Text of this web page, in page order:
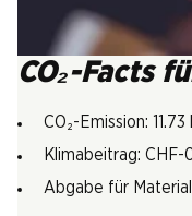
CO₂-Facts
CO₂-Emission: 11.73
Klimabeitrag: CHF-
Abgabe für